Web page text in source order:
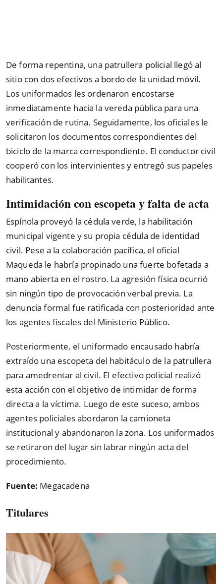
De forma repentina, una patrullera policial llegó al
sitio con dos efectivos a bordo de la unidad móvil.
Los uniformados les ordenaron encostarse
inmediatamente hacia la vereda pública para una
verificación de rutina. Seguidamente, los oficiales le
solicitaron los documentos correspondientes del
biciclo de la marca correspondiente. El conductor civil
cooperó con los intervinientes y entregó sus papeles
habilitantes.
Intimidación con escopeta y falta de acta
Espínola proveyó la cédula verde, la habilitación
municipal vigente y su propia cédula de identidad
civil. Pese a la colaboración pacífica, el oficial
Maqueda le habría propinado una fuerte bofetada a
mano abierta en el rostro. La agresión física ocurrió
sin ningún tipo de provocación verbal previa. La
denuncia formal fue ratificada con posterioridad ante
los agentes fiscales del Ministerio Público.
Posteriormente, el uniformado encausado habría
extraído una escopeta del habitáculo de la patrullera
para amedrentar al civil. El efectivo policial realizó
esta acción con el objetivo de intimidar de forma
directa a la víctima. Luego de este suceso, ambos
agentes policiales abordaron la camioneta
institucional y abandonaron la zona. Los uniformados
se retiraron del lugar sin labrar ningún acta del
procedimiento.
Fuente: Megacadena
Titulares